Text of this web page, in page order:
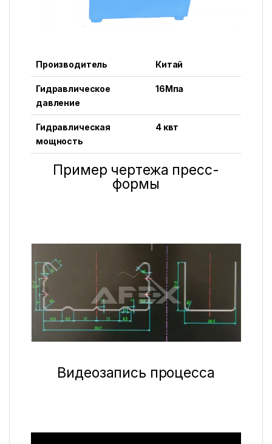
Производитель Китай
Гидравлическое
давление
16Mпa
Гидравлическая
мощность
4 квт
Пример чертежа пресс-
формы
Видеозапись процесса